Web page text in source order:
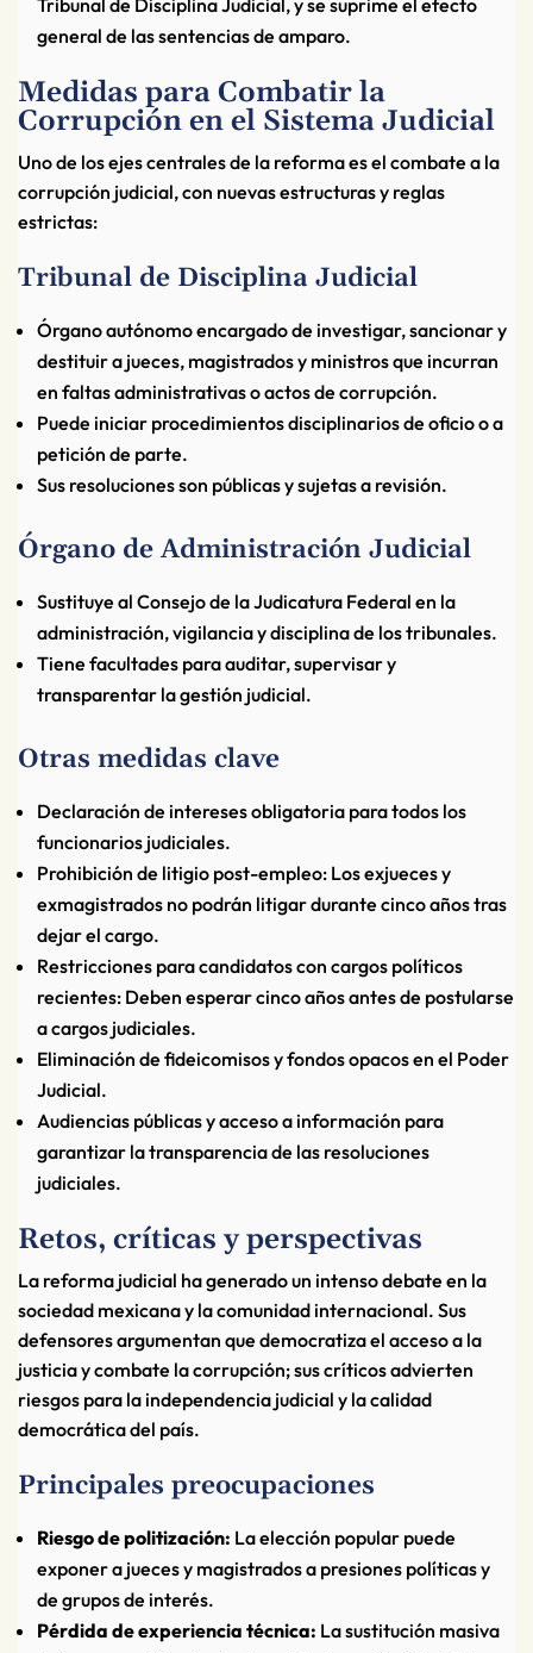
Tribunal de Disciplina Judicial, y se suprime el efecto
general de las sentencias de amparo.
Medidas para Combatir la
Corrupción en el Sistema Judicial
Uno de los ejes centrales de la reforma es el combate a la
corrupción judicial, con nuevas estructuras y reglas
estrictas:
Tribunal de Disciplina Judicial
Órgano autónomo encargado de investigar, sancionar y
destituir a jueces, magistrados y ministros que incurran
en faltas administrativas o actos de corrupción.
Puede iniciar procedimientos disciplinarios de oficio o a
petición de parte.
Sus resoluciones son públicas y sujetas a revisión.
Órgano de Administración Judicial
Sustituye al Consejo de la Judicatura Federal en la
administración, vigilancia y disciplina de los tribunales.
Tiene facultades para auditar, supervisar y
transparentar la gestión judicial.
Otras medidas clave
Declaración de intereses obligatoria para todos los
funcionarios judiciales.
Prohibición de litigio post-empleo: Los exjueces y
exmagistrados no podrán litigar durante cinco años tras
dejar el cargo.
Restricciones para candidatos con cargos políticos
recientes: Deben esperar cinco años antes de postularse
a cargos judiciales.
Eliminación de fideicomisos y fondos opacos en el Poder
Judicial.
Audiencias públicas y acceso a información para
garantizar la transparencia de las resoluciones
judiciales.
Retos, críticas y perspectivas
La reforma judicial ha generado un intenso debate en la
sociedad mexicana y la comunidad internacional. Sus
defensores argumentan que democratiza el acceso a la
justicia y combate la corrupción; sus críticos advierten
riesgos para la independencia judicial y la calidad
democrática del país.
Principales preocupaciones
Riesgo de politización: La elección popular puede
exponer a jueces y magistrados a presiones políticas y
de grupos de interés.
Pérdida de experiencia técnica: La sustitución masiva